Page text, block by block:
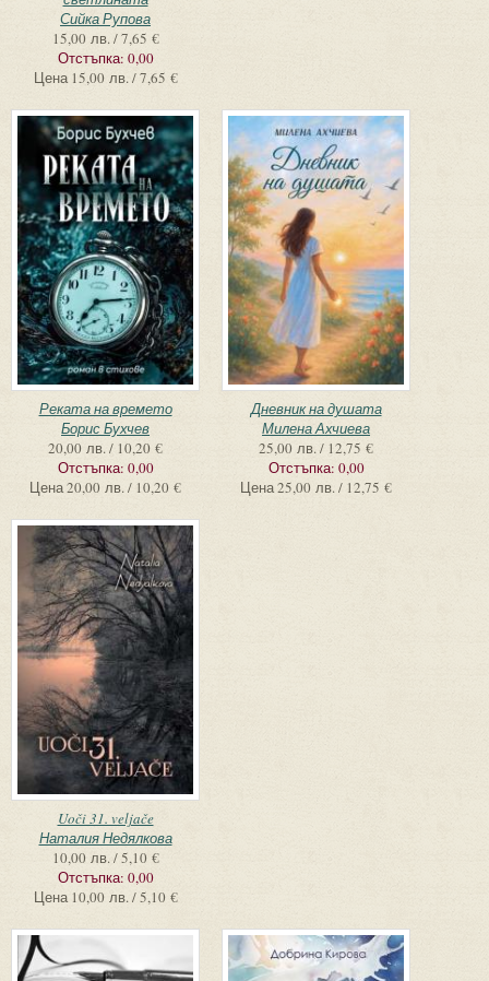
Сийка Рупова
15,00 лв. / 7,65 €
Отстъпка: 0,00
Цена 15,00 лв. / 7,65 €
Реката на времето
Борис Бухчев
20,00 лв. / 10,20 €
Отстъпка: 0,00
Цена20,00 лв. / 10,20 €
Дневник на душата
Милена Ахчиева
25,00 лв. / 12,75 €
Отстъпка: 0,00
Цена25,00 лв. / 12,75 €
Uoči 31. veljače
Наталия Недялкова
10,00 лв. / 5,10 €
Отстъпка: 0,00
Цена 10,00 лв. / 5,10 €